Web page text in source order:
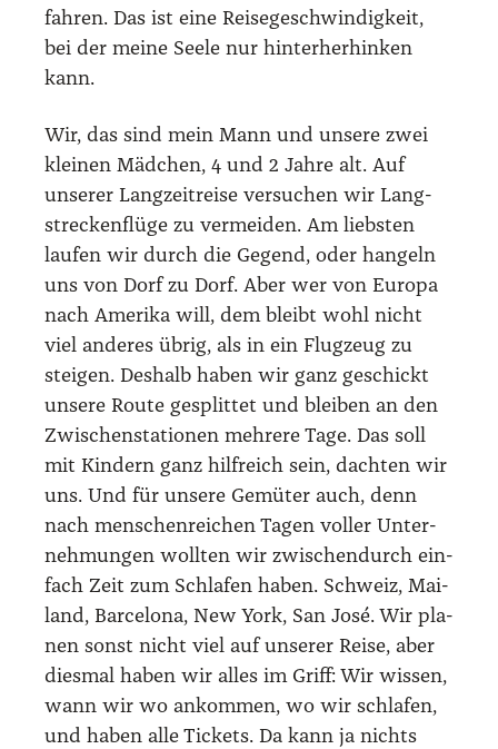
fah­ren. Das ist eine Rei­se­ge­schwin­dig­keit,
bei der mei­ne See­le nur hin­ter­her­hin­ken
kann.
Wir, das sind mein Mann und unse­re zwei
klei­nen Mäd­chen, 4 und 2 Jah­re alt. Auf
unse­rer Lang­zeit­rei­se ver­su­chen wir Lang­
stre­cken­flü­ge zu ver­mei­den. Am liebs­ten
lau­fen wir durch die Gegend, oder han­geln
uns von Dorf zu Dorf. Aber wer von Euro­pa
nach Ame­ri­ka will, dem bleibt wohl nicht
viel ande­res übrig, als in ein Flug­zeug zu
stei­gen. Des­halb haben wir ganz geschickt
unse­re Rou­te gesplit­tet und blei­ben an den
Zwi­schen­sta­tio­nen meh­re­re Tage. Das soll
mit Kin­dern ganz hilf­reich sein, dach­ten wir
uns. Und für unse­re Gemü­ter auch, denn
nach men­schen­rei­chen Tagen vol­ler Unter­
neh­mun­gen woll­ten wir zwi­schen­durch ein­
fach Zeit zum Schla­fen haben. Schweiz, Mai­
land, Bar­ce­lo­na, New York, San José. Wir pla­
nen sonst nicht viel auf unse­rer Rei­se, aber
dies­mal haben wir alles im Griff: Wir wis­sen,
wann wir wo ankom­men, wo wir schla­fen,
und haben alle Tickets. Da kann ja nichts